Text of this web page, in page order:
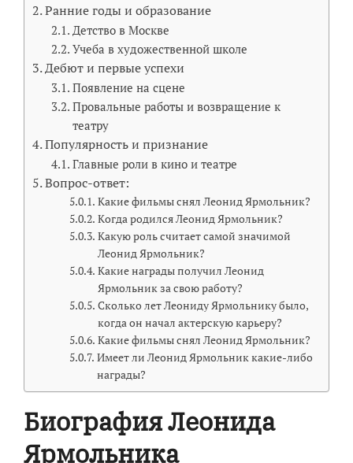
Ранние годы и образование
Детство в Москве
Учеба в художественной школе
Дебют и первые успехи
Появление на сцене
Провальные работы и возвращение к
театру
Популярность и признание
Главные роли в кино и театре
Вопрос-ответ:
Какие фильмы снял Леонид Ярмольник?
Когда родился Леонид Ярмольник?
Какую роль считает самой значимой
Леонид Ярмольник?
Какие награды получил Леонид
Ярмольник за свою работу?
Сколько лет Леониду Ярмольнику было,
когда он начал актерскую карьеру?
Какие фильмы снял Леонид Ярмольник?
Имеет ли Леонид Ярмольник какие-либо
награды?
Биография Леонида
Ярмольника